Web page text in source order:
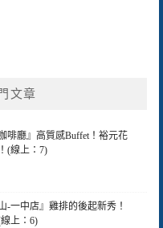
文章
啡廳』高質感Buffet！裕元花
(線上：7)
-一中店』雞排的後起新秀！
上：6)